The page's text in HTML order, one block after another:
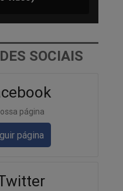
SOCIAIS
página
página